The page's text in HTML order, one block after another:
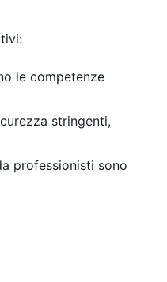
le competenze
stringenti,
professionisti sono